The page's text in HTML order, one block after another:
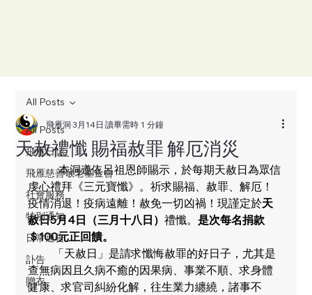
All Posts
飛雁日誌
飛雁慈善敬老基金會
社會服務
特別通知
日常通告
訃告
贈衣
All Posts
天赦禮懺 賜福赦罪 解厄消災
飛雁洞3月14日讀畢需時 1 分鐘
本洞遵依呂祖恩師賜示，於每期天赦日為眾信
虔心禮拜《三元寶懺》。祈求賜福、赦罪、解厄！
疫情消退！疫病遠離！赦免一切凶禍！現謹定於天
赦日5月4日（三月十八日）禮懺。是次每名捐款
＄100元正回饋。
「天赦日」是請求懺悔赦罪的好日子，尤其是
查無病因且久病不癒的因果病、事業不順、求身體
健康、求官司糾紛化解，往生業力纏繞，諸事不